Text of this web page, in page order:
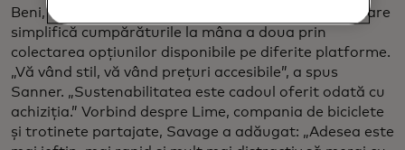
Beni, de exemplu, este o extensie de browser web care
simplifică cumpărăturile la mâna a doua prin
colectarea opțiunilor disponibile pe diferite platforme.
„Vă vând stil, vă vând prețuri accesibile”, a spus
Sanner. „Sustenabilitatea este cadoul oferit odată cu
achiziția.” Vorbind despre Lime, compania de biciclete
și trotinete partajate, Savage a adăugat: „Adesea este